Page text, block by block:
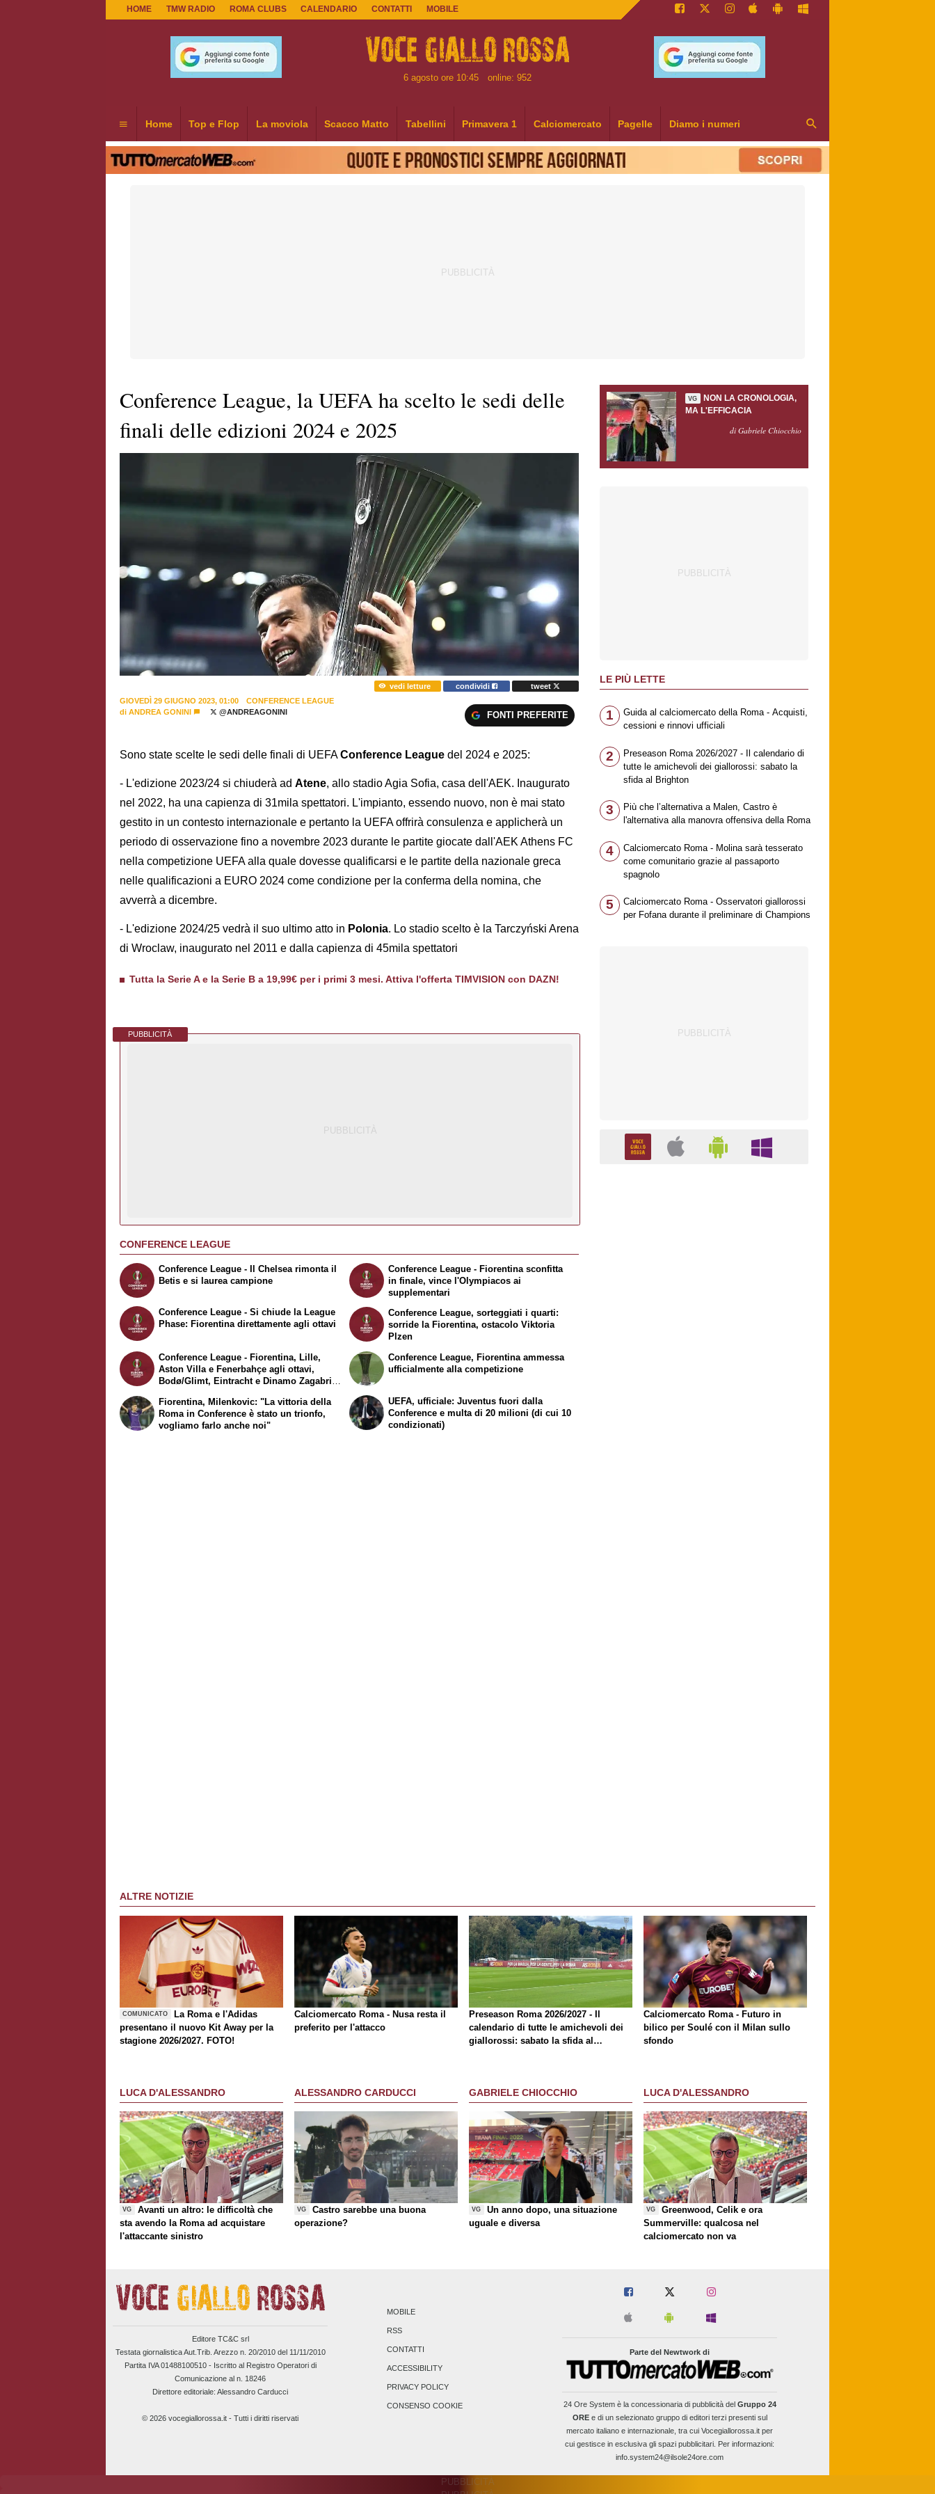
HOME TMW RADIO ROMA CLUBS CALENDARIO CONTATTI MOBILE
6 agosto ore 10:45 online: 952
Home Top e Flop La moviola Scacco Matto Tabellini Primavera 1 Calciomercato Pagelle Diamo i numeri
Conference League, la UEFA ha scelto le sedi delle
finali delle edizioni 2024 e 2025
vedi letture condividi
tweet
GIOVEDÌ 29 GIUGNO 2023, 01:00
CONFERENCE LEAGUE
di ANDREA GONINI @ANDREAGONINI FONTI PREFERITE
Sono state scelte le sedi delle finali di UEFAConference League del 2024 e 2025:
- L'edizione 2023/24 si chiuderà ad Atene, allo stadio Agia Sofia, casa dell'AEK. Inaugurato
nel 2022, ha una capienza di 31mila spettatori. L'impianto, essendo nuovo, non è mai stato
gestito in un contesto internazionale e pertanto la UEFA offrirà consulenza e applicherà un
periodo di osservazione fino a novembre 2023 durante le partite giocate dall'AEK Athens FC
nella competizione UEFA alla quale dovesse qualificarsi e le partite della nazionale greca
nelle qualificazioni a EURO 2024 come condizione per la conferma della nomina, che
avverrà a dicembre.
- L'edizione 2024/25 vedrà il suo ultimo atto in Polonia. Lo stadio scelto è la Tarczyński Arena
di Wroclaw, inaugurato nel 2011 e dalla capienza di 45mila spettatori
Tutta la Serie A e la Serie B a 19,99€ per i primi 3 mesi. Attiva l'offerta TIMVISION con DAZN!
PUBBLICITÀ
CONFERENCE LEAGUE
Conference League - Il Chelsea rimonta il
Betis e si laurea campione
Conference League - Si chiude la League
Phase: Fiorentina direttamente agli ottavi
Conference League - Fiorentina sconfitta
in finale, vince l'Olympiacos ai
supplementari
Conference League, sorteggiati i quarti:
sorride la Fiorentina, ostacolo Viktoria
Plzen
Conference League - Fiorentina, Lille,
Aston Villa e Fenerbahçe agli ottavi,
Bodø/Glimt, Eintracht e Dinamo Zagabria
Fiorentina, Milenkovic: "La vittoria della
Roma in Conference è stato un trionfo,
vogliamo farlo anche noi"
Conference League, Fiorentina ammessa
ufficialmente alla competizione
UEFA, ufficiale: Juventus fuori dalla
Conference e multa di 20 milioni (di cui 10
condizionati)
VG
NON LA CRONOLOGIA,
MA L'EFFICACIA
di Gabriele Chiocchio
LE PIÙ LETTE
1
Guida al calciomercato della Roma - Acquisti,
cessioni e rinnovi ufficiali
2
Preseason Roma 2026/2027 - Il calendario di
tutte le amichevoli dei giallorossi: sabato la
sfida al Brighton
3
Più che l’alternativa a Malen, Castro è
l'alternativa alla manovra offensiva della Roma
4
Calciomercato Roma - Molina sarà tesserato
come comunitario grazie al passaporto
spagnolo
5
Calciomercato Roma - Osservatori giallorossi
per Fofana durante il preliminare di Champions
ALTRE NOTIZIE
COMUNICATO
La Roma e l'Adidas
presentano il nuovo Kit Away per la
stagione 2026/2027. FOTO!
Calciomercato Roma - Nusa resta il
preferito per l'attacco
Preseason Roma 2026/2027 - Il
calendario di tutte le amichevoli dei
giallorossi: sabato la sfida al
Calciomercato Roma - Futuro in
bilico per Soulé con il Milan sullo
sfondo
LUCA D'ALESSANDRO
VG
Avanti un altro: le difficoltà che
sta avendo la Roma ad acquistare
l'attaccante sinistro
ALESSANDRO CARDUCCI
VG
Castro sarebbe una buona
operazione?
GABRIELE CHIOCCHIO
VG
Un anno dopo, una situazione
uguale e diversa
LUCA D'ALESSANDRO
VG
Greenwood, Celik e ora
Summerville: qualcosa nel
calciomercato non va
Editore TC&C srl
Testata giornalistica Aut.Trib. Arezzo n. 20/2010 del 11/11/2010
Partita IVA 01488100510 - Iscritto al Registro Operatori di
Comunicazione al n. 18246
Direttore editoriale: Alessandro Carducci
© 2026 vocegiallorossa.it - Tutti i diritti riservati
MOBILE
RSS
CONTATTI
ACCESSIBILITY
PRIVACY POLICY
CONSENSO COOKIE
Parte del Newtwork di
24 Ore Systemè la concessionaria di pubblicità del Gruppo 24
OREe di un selezionato gruppo di editori terzi presenti sul
mercato italiano e internazionale, tra cui Vocegiallorossa.it per
cui gestisce in esclusiva gli spazi pubblicitari. Per informazioni:
info.system24@ilsole24ore.com